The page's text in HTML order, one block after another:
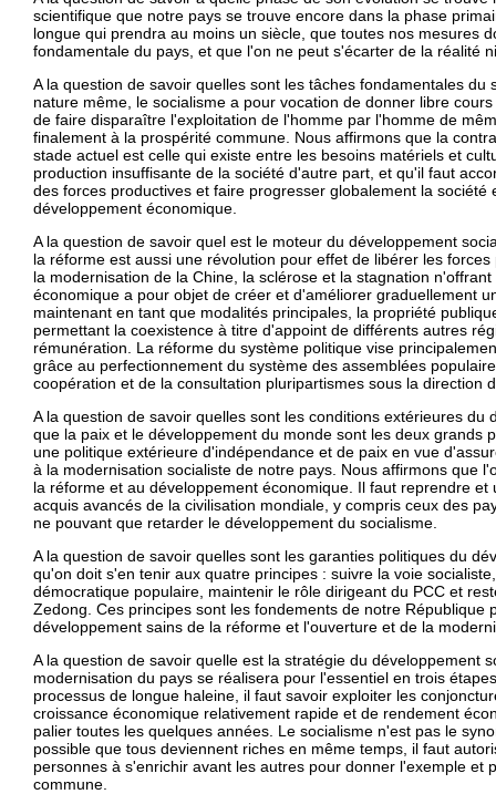
scientifique que notre pays se trouve encore dans la phase
longue qui prendra au moins un siècle, que toutes nos mesures
fondamentale du pays, et que l'on ne peut s'écarter de la réalité
A la question de savoir quelles sont les tâches fondamentales
nature même, le socialisme a pour vocation de donner libre
de faire disparaître l'exploitation de l'homme par l'homme de
finalement à la prospérité commune. Nous affirmons que la
stade actuel est celle qui existe entre les besoins matériels et
production insuffisante de la société d'autre part, et qu'il faut
des forces productives et faire progresser globalement la société
développement économique.
A la question de savoir quel est le moteur du développement
la réforme est aussi une révolution pour effet de libérer les
la modernisation de la Chine, la sclérose et la stagnation
économique a pour objet de créer et d'améliorer graduellement
maintenant en tant que modalités principales, la propriété
permettant la coexistence à titre d'appoint de différents autres
rémunération. La réforme du système politique vise
grâce au perfectionnement du système des assemblées
coopération et de la consultation pluripartismes sous la direction
A la question de savoir quelles sont les conditions extérieures du
que la paix et le développement du monde sont les deux grands
une politique extérieure d'indépendance et de paix en vue
à la modernisation socialiste de notre pays. Nous affirmons que
la réforme et au développement économique. Il faut reprendre
acquis avancés de la civilisation mondiale, y compris ceux des
ne pouvant que retarder le développement du socialisme.
A la question de savoir quelles sont les garanties politiques du
qu'on doit s'en tenir aux quatre principes : suivre la voie
démocratique populaire, maintenir le rôle dirigeant du PCC et
Zedong. Ces principes sont les fondements de notre République
développement sains de la réforme et l'ouverture et de la
A la question de savoir quelle est la stratégie du développement
modernisation du pays se réalisera pour l'essentiel en trois
processus de longue haleine, il faut savoir exploiter les
croissance économique relativement rapide et de rendement
palier toutes les quelques années. Le socialisme n'est pas le
possible que tous deviennent riches en même temps, il faut
personnes à s'enrichir avant les autres pour donner l'exemple et
commune.